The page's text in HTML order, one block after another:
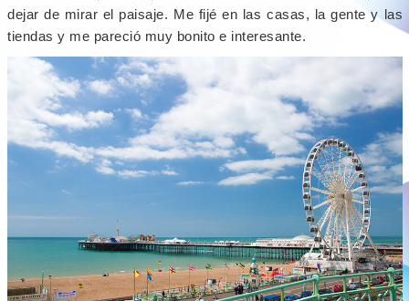
dejar de mirar el paisaje. Me fijé en las casas, la gente y las
tiendas y me pareció muy bonito e interesante.